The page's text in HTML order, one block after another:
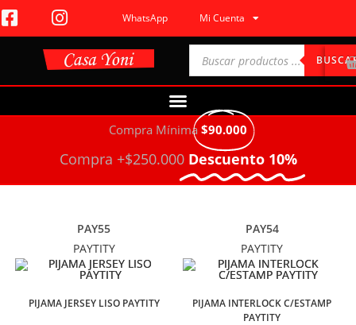
WhatsApp Mi Cuenta
Compra Mínima $90.000
Compra +$250.000 Descuento 10%
PAY55
PAYTITY
PIJAMA JERSEY LISO PAYTITY
PAY54
PAYTITY
PIJAMA INTERLOCK C/ESTAMP
PAYTITY